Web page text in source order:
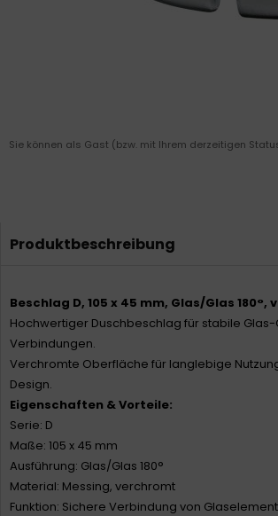
Sie können als Gast (bzw. mit Ihrem derzeitigen
Produktbeschreibung
Beschlag D, 105 x 45 mm, Glas/Glas 180°,
Hochwertiger Duschbeschlag für stabile
Verbindungen.
Verchromte Oberfläche für langlebige
Design.
Eigenschaften & Vorteile:
Serie: D
Maße: 105 x 45 mm
Ausführung: Glas/Glas 180°
Material: Messing, verchromt
Funktion: Sichere Verbindung von